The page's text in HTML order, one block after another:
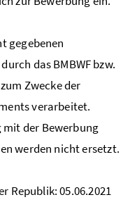
gegebenen
dasBMBWFbzw.
Zwecke der
verarbeitet.
der Bewerbung
werden nicht ersetzt.
Republik: 05.06.2021